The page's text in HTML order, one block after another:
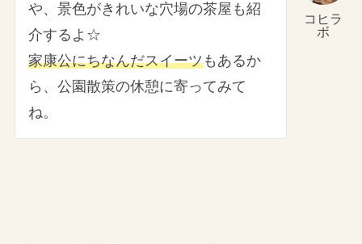
コヒラ
ボ
や、景色がきれいな穴場の茶屋も紹
介するよ☆
家康公にちなんだスイーツもあるか
ら、公園散策の休憩に寄ってみて
ね。